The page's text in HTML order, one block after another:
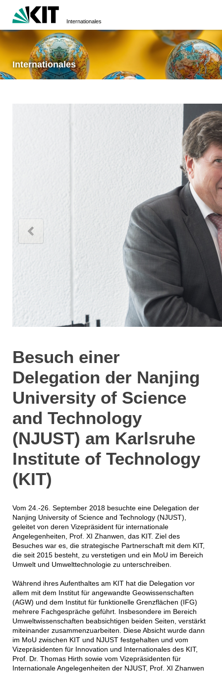
Internationales
Internationales
Besuch einer
Delegation der Nanjing
University of Science
and Technology
(NJUST) am Karlsruhe
Institute of Technology
(KIT)
Vom 24.-26. September 2018 besuchte eine Delegation der
Nanjing University of Science and Technology (NJUST),
geleitet von deren Vizepräsident für internationale
Angelegenheiten, Prof. XI Zhanwen, das KIT. Ziel des
Besuches war es, die strategische Partnerschaft mit dem KIT,
die seit 2015 besteht, zu verstetigen und ein MoU im Bereich
Umwelt und Umwelttechnologie zu unterschreiben.
Während ihres Aufenthaltes am KIT hat die Delegation vor
allem mit dem Institut für angewandte Geowissenschaften
(AGW) und dem Institut für funktionelle Grenzflächen (IFG)
mehrere Fachgespräche geführt. Insbesondere im Bereich
Umweltwissenschaften beabsichtigen beiden Seiten, verstärkt
miteinander zusammenzuarbeiten. Diese Absicht wurde dann
im MoU zwischen KIT und NJUST festgehalten und vom
Vizepräsidenten für Innovation und Internationales des KIT,
Prof. Dr. Thomas Hirth sowie vom Vizepräsidenten für
Internationale Angelegenheiten der NJUST, Prof. XI Zhanwen